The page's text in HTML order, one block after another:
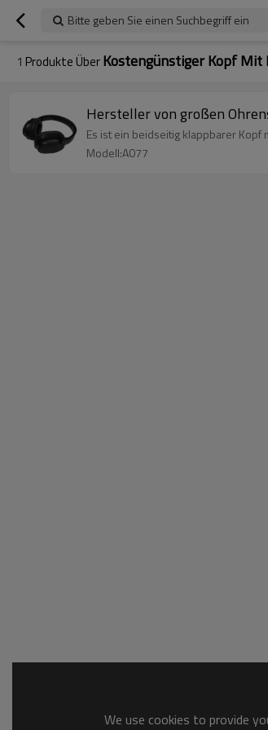
Bitte geben Sie einen Suchbegriff ein
1 Produkte ÜberKostengünstiger Kopf
Hersteller von großen
Es ist ein beidseitig klappbarer
Modell:A077
We use cookies to provide